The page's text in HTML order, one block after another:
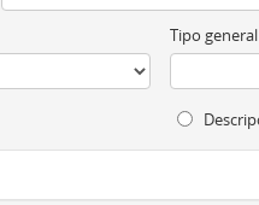
Tipo